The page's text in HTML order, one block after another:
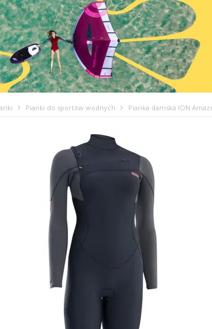
Pianki do sportów wodnych
Pianka damska ION